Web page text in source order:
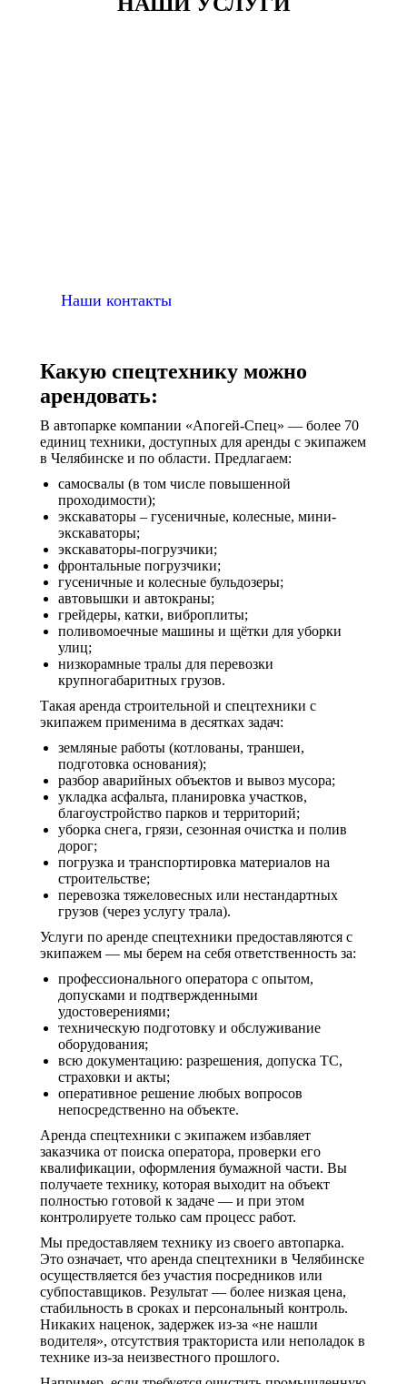
Наши контакты
Какую спецтехнику можно
арендовать:
В автопарке компании «Апогей-Спец» — более 70
единиц техники, доступных для аренды с экипажем
в Челябинске и по области. Предлагаем:
самосвалы (в том числе повышенной
проходимости);
экскаваторы – гусеничные, колесные, мини-
экскаваторы;
экскаваторы-погрузчики;
фронтальные погрузчики;
гусеничные и колесные бульдозеры;
автовышки и автокраны;
грейдеры, катки, виброплиты;
поливомоечные машины и щётки для уборки
улиц;
низкорамные тралы для перевозки
крупногабаритных грузов.
Такая аренда строительной и спецтехники с
экипажем применима в десятках задач:
земляные работы (котлованы, траншеи,
подготовка основания);
разбор аварийных объектов и вывоз мусора;
укладка асфальта, планировка участков,
благоустройство парков и территорий;
уборка снега, грязи, сезонная очистка и полив
дорог;
погрузка и транспортировка материалов на
строительстве;
перевозка тяжеловесных или нестандартных
грузов (через услугу трала).
Услуги по аренде спецтехники предоставляются с
экипажем — мы берем на себя ответственность за:
профессионального оператора с опытом,
допусками и подтвержденными
удостоверениями;
техническую подготовку и обслуживание
оборудования;
всю документацию: разрешения, допуска ТС,
страховки и акты;
оперативное решение любых вопросов
непосредственно на объекте.
Аренда спецтехники с экипажем избавляет
заказчика от поиска оператора, проверки его
квалификации, оформления бумажной части. Вы
получаете технику, которая выходит на объект
полностью готовой к задаче — и при этом
контролируете только сам процесс работ.
Мы предоставляем технику из своего автопарка.
Это означает, что аренда спецтехники в Челябинске
осуществляется без участия посредников или
субпоставщиков. Результат — более низкая цена,
стабильность в сроках и персональный контроль.
Никаких наценок, задержек из-за «не нашли
водителя», отсутствия тракториста или неполадок в
технике из-за неизвестного прошлого.